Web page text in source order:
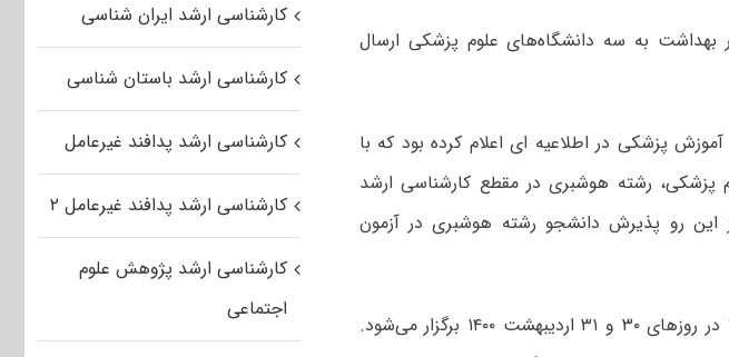
به سه دانشگاه‌های علوم پزشکی ارسال
پزشکی در اطلاعیه ای اعلام کرده بود که با
پزشکی، رشته هوشبری در مقطع کارشناسی ارشد
رو پذیرش دانشجو رشته هوشبری در آزمون
آزمون کارشناسی ارشد گروه علوم پزشکی سال ۱۴۰۰ در روزهای ۳۰ و ۳۱ اردیبهشت ۱۴۰۰ برگزار می‌شود.
کارشناسی ارشد ایران شناسی
کارشناسی ارشد باستان شناسی
کارشناسی ارشد پدافند غیرعامل
کارشناسی ارشد پدافند غیرعامل ۲
کارشناسی ارشد پژوهش علوم
اجتماعی